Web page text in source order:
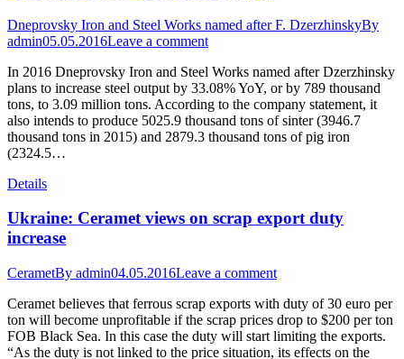
Dneprovsky Iron and Steel Works named after F. DzerzhinskyBy
admin05.05.2016Leave a comment
In 2016 Dneprovsky Iron and Steel Works named after Dzerzhinsky
plans to increase steel output by 33.08% YoY, or by 789 thousand
tons, to 3.09 million tons. According to the company statement, it
also intends to produce 5025.9 thousand tons of sinter (3946.7
thousand tons in 2015) and 2879.3 thousand tons of pig iron
(2324.5…
Details
Ukraine: Ceramet views on scrap export duty
increase
CerametBy admin04.05.2016Leave a comment
Ceramet believes that ferrous scrap exports with duty of 30 euro per
ton will become unprofitable if the scrap prices drop to $200 per ton
FOB Black Sea. In this case the duty will start limiting the exports.
“As the duty is not linked to the price situation, its effects on the